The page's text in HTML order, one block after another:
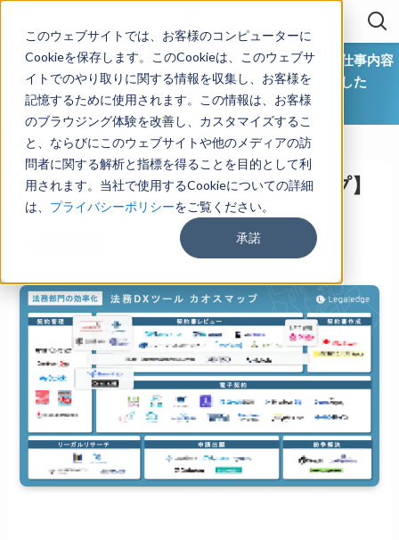
このウェブサイトでは、お客様のコンピューターに
Cookieを保存します。このCookieは、このウェブサ
イトでのやり取りに関する情報を収集し、お客様を
記憶するために使用されます。この情報は、お客様
のブラウジング体験を改善し、カスタマイズするこ
と、ならびにこのウェブサイトや他のメディアの訪
問者に関する解析と指標を得ることを目的として利
用されます。当社で使用するCookieについての詳細
は、 プライバシーポリシーをご覧ください。
承諾
【社内の法務リテラシーを向上させるには？ 法務部の仕事内容
と課題、研修方法など具体策をご紹介】を公開しました
ダウンロード
ホーム お役立ち資料
【法務DXツール カオスマップ】
無料公開
2024
7/30
May 31, 2023 July 30, 2024